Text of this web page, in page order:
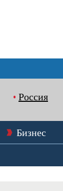
Россия
Бизнес